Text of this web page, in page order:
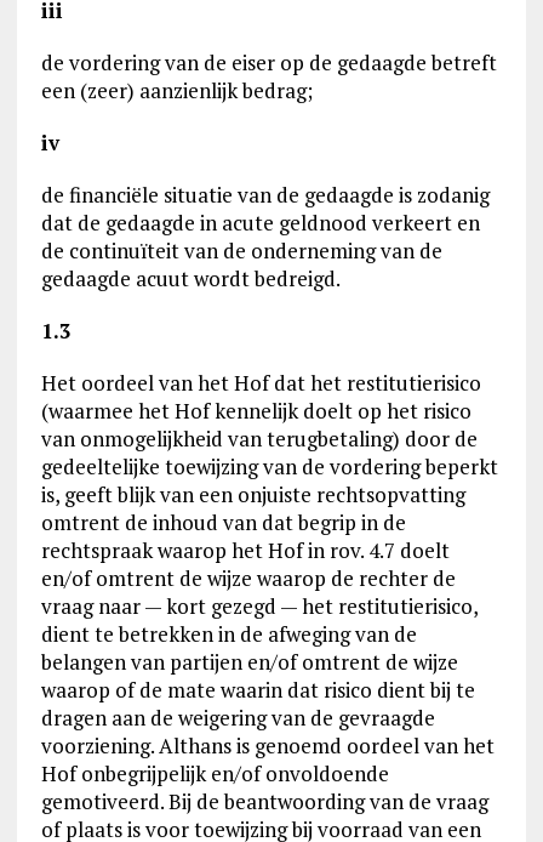
iii
de vordering van de eiser op de gedaagde betreft
een (zeer) aanzienlijk bedrag;
iv
de financiële situatie van de gedaagde is zodanig
dat de gedaagde in acute geldnood verkeert en
de continuïteit van de onderneming van de
gedaagde acuut wordt bedreigd.
1.3
Het oordeel van het Hof dat het restitutierisico
(waarmee het Hof kennelijk doelt op het risico
van onmogelijkheid van terugbetaling) door de
gedeeltelijke toewijzing van de vordering beperkt
is, geeft blijk van een onjuiste rechtsopvatting
omtrent de inhoud van dat begrip in de
rechtspraak waarop het Hof in rov. 4.7 doelt
en/of omtrent de wijze waarop de rechter de
vraag naar — kort gezegd — het restitutierisico,
dient te betrekken in de afweging van de
belangen van partijen en/of omtrent de wijze
waarop of de mate waarin dat risico dient bij te
dragen aan de weigering van de gevraagde
voorziening. Althans is genoemd oordeel van het
Hof onbegrijpelijk en/of onvoldoende
gemotiveerd. Bij de beantwoording van de vraag
of plaats is voor toewijzing bij voorraad van een